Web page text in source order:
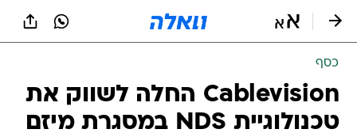
כסף
Cablevision החלה לשווק את
טכנולוגיית NDS במסגרת מיזם